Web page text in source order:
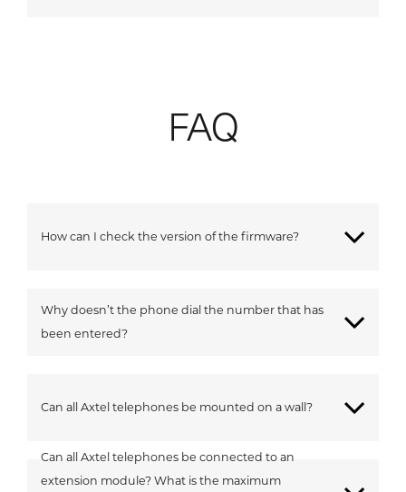
FAQ
How can I check the version of the firmware?
Why doesn’t the phone dial the number that has
been entered?
Can all Axtel telephones be mounted on a wall?
Can all Axtel telephones be connected to an
extension module? What is the maximum